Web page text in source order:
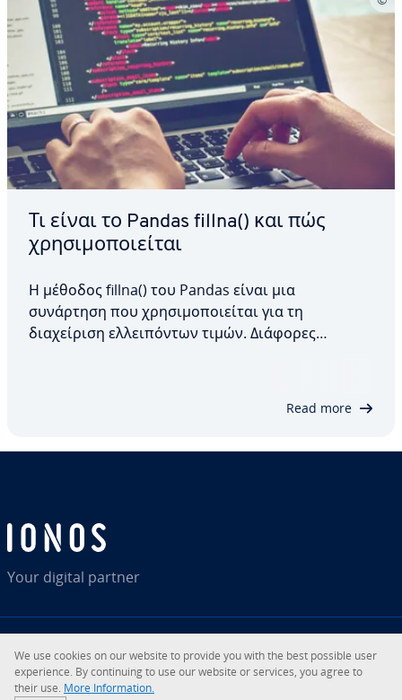
Τι είναι το Pandas fillna() και πώς
χρησιμοποιείται
Η μέθοδος fillna() του Pandas είναι μια
συνάρτηση που χρησιμοποιείται για τη
διαχείριση ελλειπόντων τιμών. Διάφορες
Read more
Your digital partner
© 2026IONOS SE
RSS LinkedIntiktok Instagram
We use cookies on our website to provide you with the best possible user
experience. By continuing to use our website or services, you agree to
their use. More Information.